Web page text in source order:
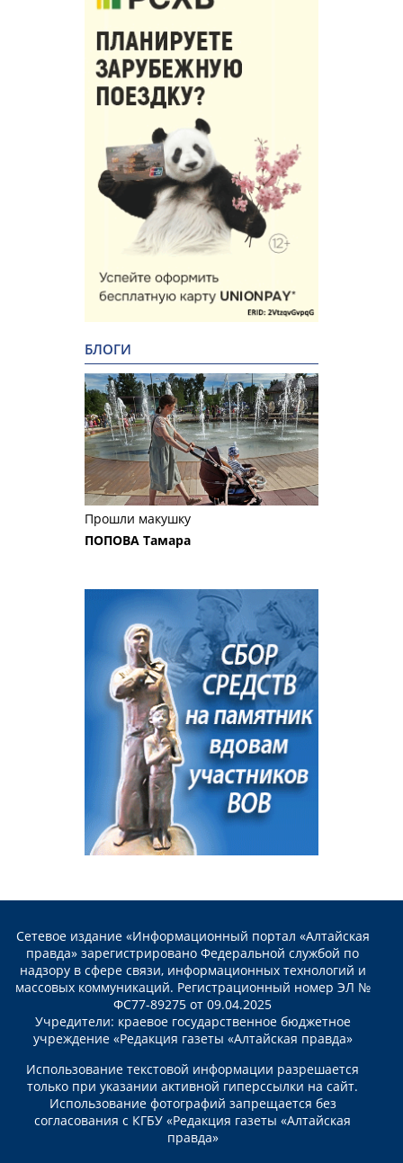
БЛОГИ
Прошли макушку
ПОПОВА Тамара
Сетевое издание «Информационный портал «Алтайская
правда» зарегистрировано Федеральной службой по
надзору в сфере связи, информационных технологий и
массовых коммуникаций. Регистрационный номер ЭЛ №
ФС77-89275 от 09.04.2025
Учредители: краевое государственное бюджетное
учреждение «Редакция газеты «Алтайская правда»
Использование текстовой информации разрешается
только при указании активной гиперссылки на сайт.
Использование фотографий запрещается без
согласования с КГБУ «Редакция газеты «Алтайская
правда»